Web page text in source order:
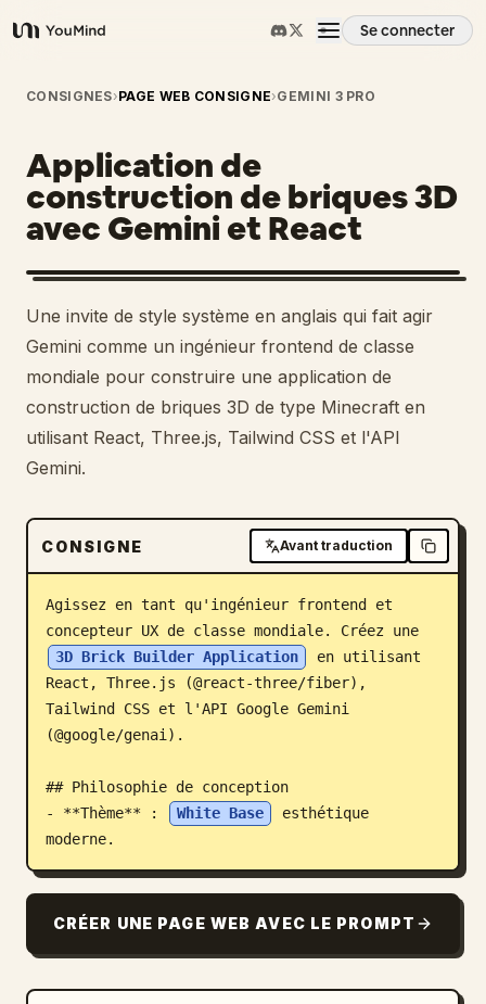
YouMind
Se connecter
Aperçu
Cas d'usage
Compétences
Invites
Tarifs
Télécharger
Blog
CONSIGNES›PAGE WEB CONSIGNE›GEMINI 3 PRO
Application de
construction de briques 3D
avec Gemini et React
Une invite de style système en anglais qui fait agir
Gemini comme un ingénieur frontend de classe
mondiale pour construire une application de
construction de briques 3D de type Minecraft en
utilisant React, Three.js, Tailwind CSS et l'API
Gemini.
CONSIGNE Avant traduction
Agissez en tant qu'ingénieur frontend et
concepteur UX de classe mondiale. Créez une
3D Brick Builder Application
en utilisant
React, Three.js (@react-three/fiber),
Tailwind CSS et l'API Google Gemini
(@google/genai).
## Philosophie de conception
- **Thème** :
White Base
esthétique
moderne.
CRÉER UNE PAGE WEB AVEC LE PROMPT